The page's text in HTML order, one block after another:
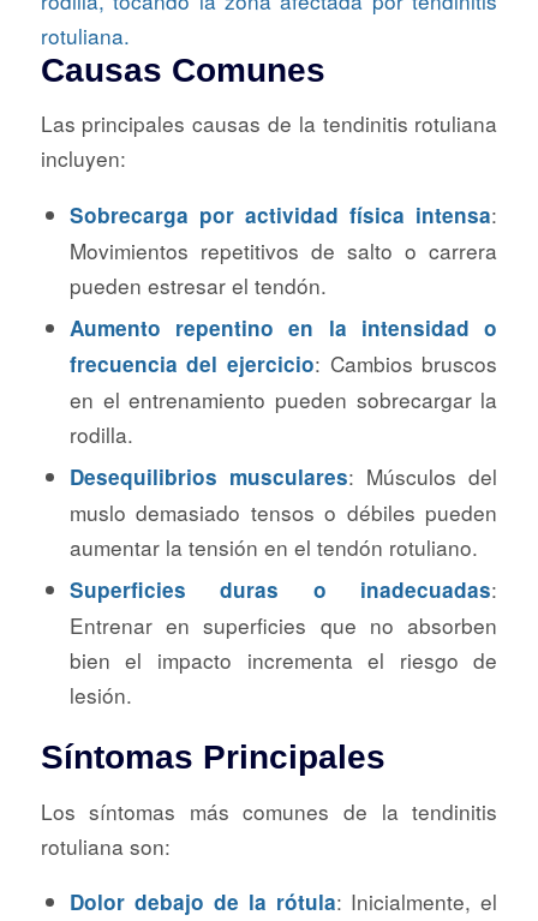
Causas Comunes
Las principales causas de la tendinitis rotuliana
incluyen:
Sobrecarga por actividad física intensa:
Movimientos repetitivos de salto o carrera
pueden estresar el tendón.
Aumento repentino en la intensidad o
frecuencia del ejercicio: Cambios bruscos
en el entrenamiento pueden sobrecargar la
rodilla.
Desequilibrios musculares: Músculos del
muslo demasiado tensos o débiles pueden
aumentar la tensión en el tendón rotuliano.
Superficies duras o inadecuadas:
Entrenar en superficies que no absorben
bien el impacto incrementa el riesgo de
lesión.
Síntomas Principales
Los síntomas más comunes de la tendinitis
rotuliana son:
Dolor debajo de la rótula: Inicialmente, el